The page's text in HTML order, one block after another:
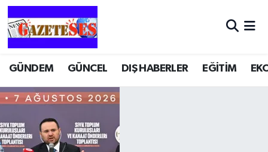
GÜNDEM GÜNCEL DIŞ HABERLER EĞİTİM